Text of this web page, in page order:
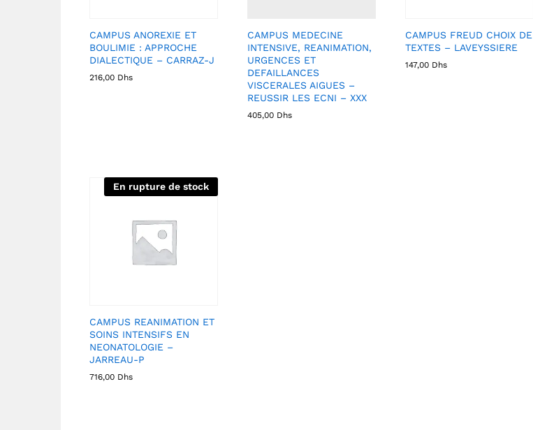
CAMPUS ANOREXIE ET
BOULIMIE : APPROCHE
DIALECTIQUE – CARRAZ-J
216,00 Dhs
CAMPUS MEDECINE
INTENSIVE, REANIMATION,
URGENCES ET
DEFAILLANCES
VISCERALES AIGUES –
REUSSIR LES ECNI – XXX
405,00 Dhs
CAMPUS FREUD CHOIX DE
TEXTES – LAVEYSSIERE
147,00 Dhs
En rupture de stock
CAMPUS REANIMATION ET
SOINS INTENSIFS EN
NEONATOLOGIE –
JARREAU-P
716,00 Dhs